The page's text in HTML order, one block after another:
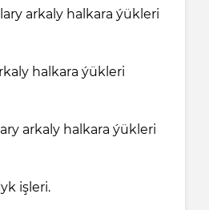
arkaly halkara ýükleri
halkara ýükleri
arkaly halkara ýükleri
işleri.